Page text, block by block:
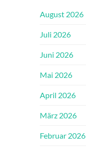
August 2026
Juli 2026
Juni 2026
Mai 2026
April 2026
März 2026
Februar 2026